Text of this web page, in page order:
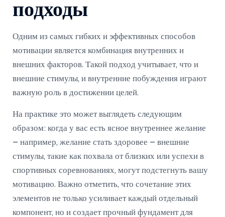
подходы
Одним из самых гибких и эффективных способов
мотивации является комбинация внутренних и
внешних факторов. Такой подход учитывает, что и
внешние стимулы, и внутренние побуждения играют
важную роль в достижении целей.
На практике это может выглядеть следующим
образом: когда у вас есть ясное внутреннее желание
– например, желание стать здоровее – внешние
стимулы, такие как похвала от близких или успехи в
спортивных соревнованиях, могут подстегнуть вашу
мотивацию. Важно отметить, что сочетание этих
элементов не только усиливает каждый отдельный
компонент, но и создает прочный фундамент для